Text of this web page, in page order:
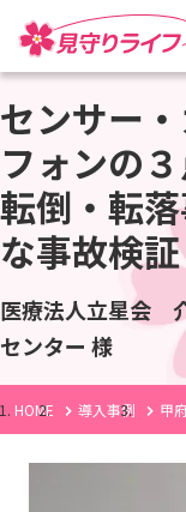
センサー
フォンの
転倒・転
な事故検証
医療法人立星会
センター 様
HOME 導入事例 甲